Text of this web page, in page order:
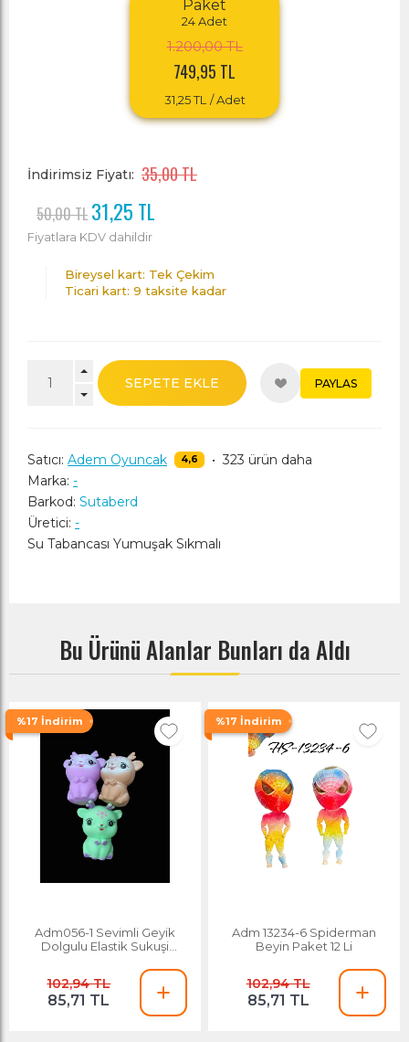
Paket
24Adet
1.200,00 TL
749,95 TL
31,25 TL / Adet
İndirimsiz Fiyatı: 35,00 TL
50,00 TL 31,25 TL
Fiyatlara KDV dahildir
Bireysel kart: Tek Çekim
Ticari kart: 9 taksite kadar
SEPETE EKLE PAYLAS
Satıcı: Adem Oyuncak 4,6 • 323 ürün daha
Marka: -
Barkod: Sutaberd
Üretici: -
Su Tabancası Yumuşak Sıkmalı
Bu Ürünü Alanlar Bunları da Aldı
%17 İndirim
Adm056-1 Sevimli Geyik
Dolgulu Elastik Sukuşi
102,94 TL
85,71 TL
%17 İndirim
Adm 13234-6 Spiderman
Beyin Paket 12 Li
102,94 TL
85,71 TL